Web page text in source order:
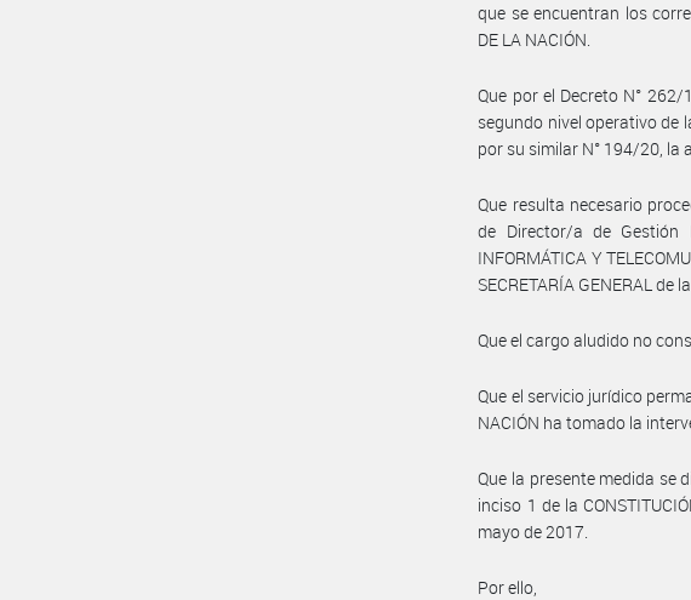
que se encuentran los
DE LA NACIÓN.
Que por el Decreto N°
segundo nivel operativo de
por su similar N° 194/20,
Que resulta necesario
de Director/a de Gestión
INFORMÁTICA Y
SECRETARÍA GENERAL de
Que el cargo aludido no
Que el servicio jurídico
NACIÓN ha tomado la
Que la presente medida se
inciso 1 de la
mayo de 2017.
Por ello,